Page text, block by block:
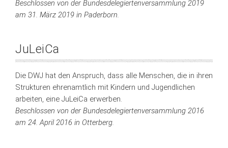
Beschlossen von der Bundesdelegiertenversammlung 2019
am 31. März 2019 in Paderborn.
JuLeiCa
Die DWJ hat den Anspruch, dass alle Menschen, die in ihren
Strukturen ehrenamtlich mit Kindern und Jugendlichen
arbeiten, eine JuLeiCa erwerben.
Beschlossen von der Bundesdelegiertenversammlung 2016
am 24. April 2016 in Otterberg.